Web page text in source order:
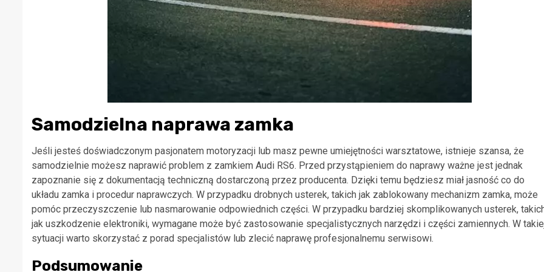
Samodzielna naprawa zamka
Jeśli jesteś doświadczonym pasjonatem motoryzacji lub masz pewne umiejętności warsztatowe, istnieje szansa, że
samodzielnie możesz naprawić problem z zamkiem Audi RS6. Przed przystąpieniem do naprawy ważne jest jednak
zapoznanie się z dokumentacją techniczną dostarczoną przez producenta. Dzięki temu będziesz miał jasność co do
układu zamka i procedur naprawczych. W przypadku drobnych usterek, takich jak zablokowany mechanizm zamka, może
pomóc przeczyszczenie lub nasmarowanie odpowiednich części. W przypadku bardziej skomplikowanych usterek,
jak uszkodzenie elektroniki, wymagane może być zastosowanie specjalistycznych narzędzi i części zamiennych. W
sytuacji warto skorzystać z porad specjalistów lub zlecić naprawę profesjonalnemu serwisowi.
Podsumowanie